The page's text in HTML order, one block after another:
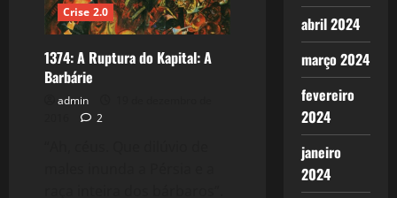
Crise 2.0
1374: A Ruptura do Kapital: A
Barbárie
admin
2
abril 2024
março 2024
fevereiro
2024
janeiro
2024